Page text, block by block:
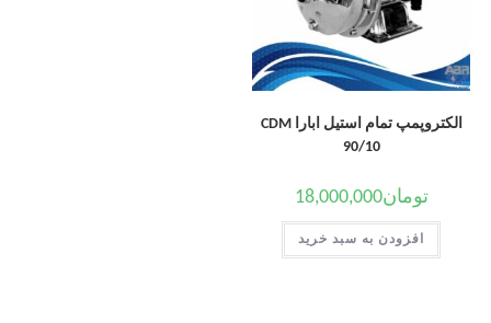
الکتروپمپ تمام استیل ابارا CDM
90/10
تومان18,000,000
افزودن به سبد خرید